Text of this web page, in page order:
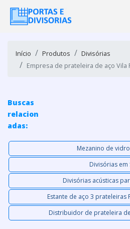
Início Produtos
Divisórias
Empresa de prateleira de aço Vila
Buscas
relacion
adas:
Mezanino de
Divisórias em
Divisórias acústicas
Estante de aço 3 prateleiras
Distribuidor de prateleira